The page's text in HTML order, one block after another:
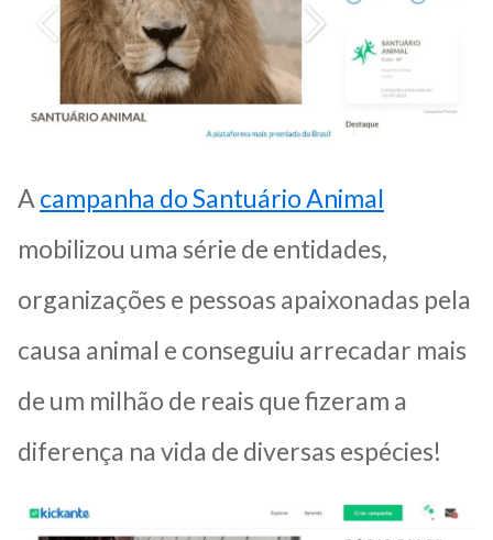
A campanha do Santuário Animal
mobilizou uma série de entidades,
organizações e pessoas apaixonadas pela
causa animal e conseguiu arrecadar mais
de um milhão de reais que fizeram a
diferença na vida de diversas espécies!